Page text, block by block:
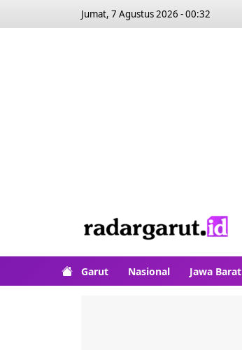
Jumat, 7 Agustus 2026 - 00:32
Garut Nasional Jawa Barat